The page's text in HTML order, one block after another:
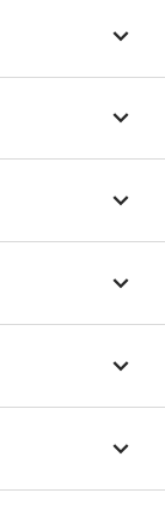
）設置
ッサージチ